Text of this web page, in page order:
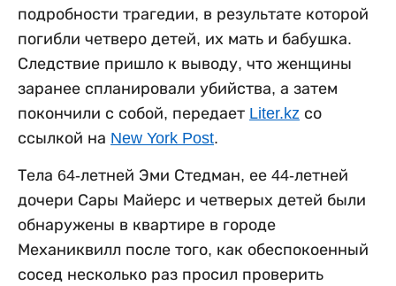
подробности трагедии, в результате которой
погибли четверо детей, их мать и бабушка.
Следствие пришло к выводу, что женщины
заранее спланировали убийства, а затем
покончили с собой, передает Liter.kz со
ссылкой на New York Post.
Тела 64-летней Эми Стедман, ее 44-летней
дочери Сары Майерс и четверых детей были
обнаружены в квартире в городе
Механиквилл после того, как обеспокоенный
сосед несколько раз просил проверить